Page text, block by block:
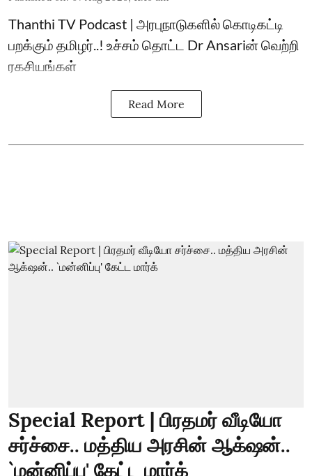
Thanthi TV Podcast | அரபுநாடுகளில் கொடிகட்டி
பறக்கும் தமிழர்..! உச்சம் தொட்ட Dr Ansariன் வெற்றி
ரகசியங்கள்
Read More
Special Report | பிரதமர் வீடியோ
சர்ச்சை.. மத்திய அரசின் ஆக்‌ஷன்..
`மன்னிப்பு' கேட்ட மார்க்